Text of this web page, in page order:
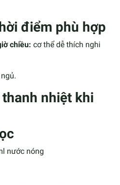
điểm phù hợp
chiều: cơ thể dễ thích nghi
nhiệt khi
nước nóng